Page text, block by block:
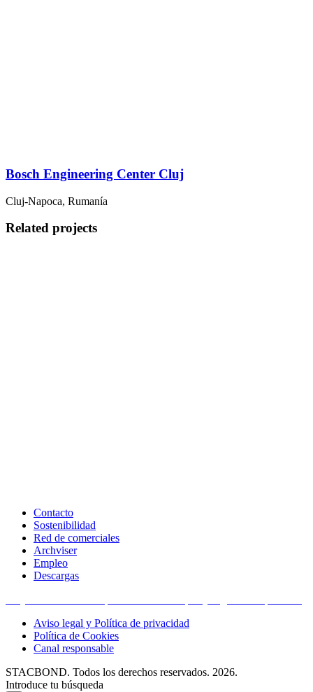
Bosch Engineering Center Cluj
Cluj-Napoca, Rumanía
Related projects
Contacto
Sostenibilidad
Red de comerciales
Archviser
Empleo
Descargas
Aviso legal y Política de privacidad
Política de Cookies
Canal responsable
STACBOND. Todos los derechos reservados. 2026.
Introduce tu búsqueda